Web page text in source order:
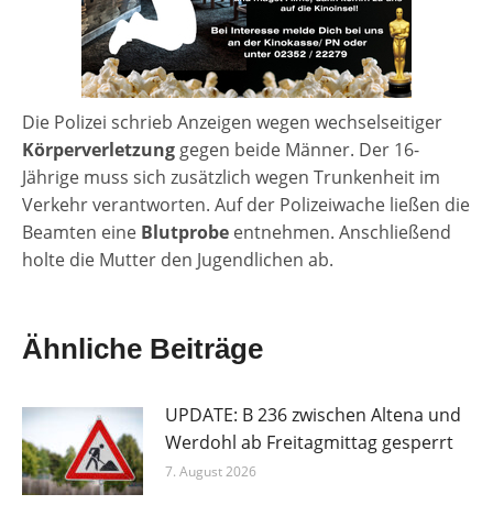
Die Polizei schrieb Anzeigen wegen wechselseitiger
Körperverletzung gegen beide Männer. Der 16-
Jährige muss sich zusätzlich wegen Trunkenheit im
Verkehr verantworten. Auf der Polizeiwache ließen die
Beamten eine Blutprobe entnehmen. Anschließend
holte die Mutter den Jugendlichen ab.
Ähnliche Beiträge
UPDATE: B 236 zwischen Altena und
Werdohl ab Freitagmittag gesperrt
7. August 2026